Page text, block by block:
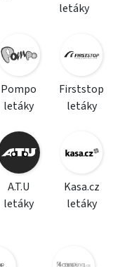
letáky
Pompo
letáky
Firststop
letáky
A.T.U
letáky
Kasa.cz
letáky